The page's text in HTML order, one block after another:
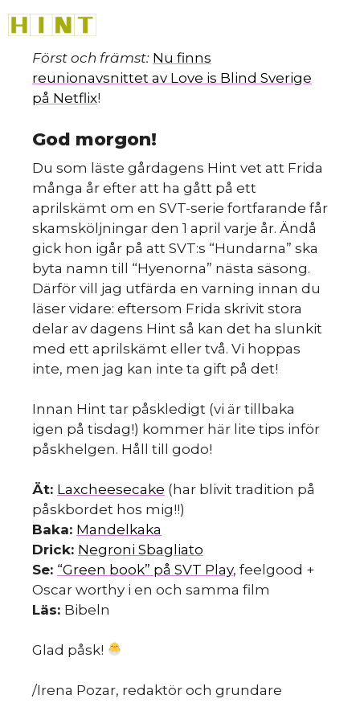
till
innehåll
Först och främst: Nu finns
reunionavsnittet av Love is Blind Sverige
på Netflix!
God morgon!
Du som läste gårdagens Hint vet att Frida
många år efter att ha gått på ett
aprilskämt om en SVT-serie fortfarande får
skamsköljningar den 1 april varje år. Ändå
gick hon igår på att SVT:s “Hundarna” ska
byta namn till “Hyenorna” nästa säsong.
Därför vill jag utfärda en varning innan du
läser vidare: eftersom Frida skrivit stora
delar av dagens Hint så kan det ha slunkit
med ett aprilskämt eller två. Vi hoppas
inte, men jag kan inte ta gift på det!
Innan Hint tar påskledigt (vi är tillbaka
igen på tisdag!) kommer här lite tips inför
påskhelgen. Håll till godo!
Ät: Laxcheesecake (har blivit tradition på
påskbordet hos mig!!)
Baka: Mandelkaka
Drick: Negroni Sbagliato
Se: “Green book” på SVT Play, feelgood +
Oscar worthy i en och samma film
Läs: Bibeln
Glad påsk!
/Irena Pozar, redaktör och grundare